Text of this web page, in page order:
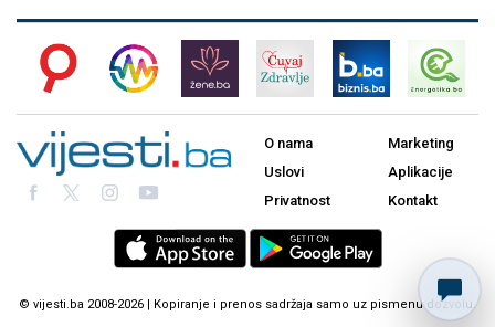
O nama
Uslovi
Privatnost
Marketing
Aplikacije
Kontakt
© vijesti.ba 2008-2026 | Kopiranje i prenos sadržaja samo uz pismenu dozvolu.